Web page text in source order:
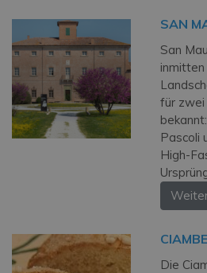
SAN
San
inmitten
für zwei
Pascoli
High-
Die